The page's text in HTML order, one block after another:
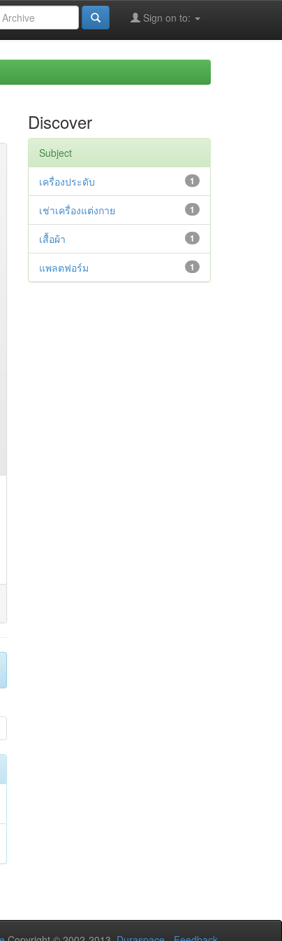
Sign on to:
Discover
Subject
1
เครื่องประดับ
1
เช่าเครื่องแต่งกาย
1
เสื้อผ้า
1
แพลตฟอร์ม